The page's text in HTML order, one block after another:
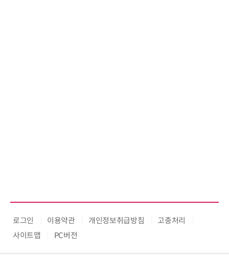
로그인 이용약관 개인정보취급방침
고충처리
사이트맵
PC버전